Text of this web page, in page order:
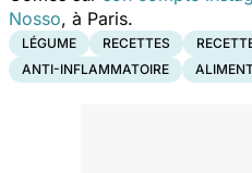
Nosso, à Paris.
LÉGUME RECETTES
ANTI-INFLAMMATOIRE